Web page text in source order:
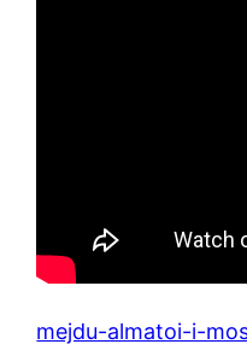
mejdu-almatoi-i-